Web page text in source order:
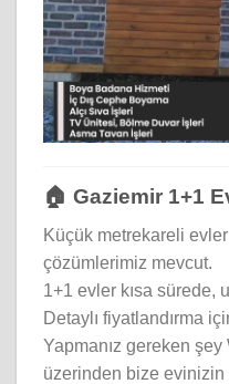
🏠 Gaziemir 1+1
Küçük metrekareli
çözümlerimiz mevcut.
1+1 evler kısa sürede,
Detaylı fiyatlandırma
Yapmanız gereken şey
üzerinden bize evinizin